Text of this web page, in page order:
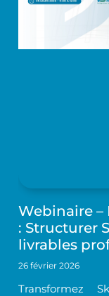
Webinaire –
: Structurer
livrables
26 février 2026
Transformez